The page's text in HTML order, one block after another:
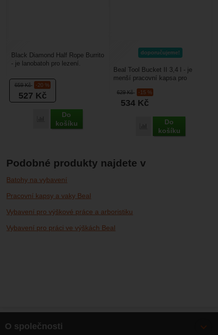
659Kč -20 %
527 Kč
Porovnat
Do
košíku
Black Diamond Half Rope Burrito
- je lanobatoh pro lezení.
stěně. Plachta...
doporučujeme!
629Kč -15 %
534 Kč
Porovnat
Do
košíku
Beal Tool Bucket II 3,4 l - je
menší pracovní kapsa pro
pokrývači, montéři......
Podobné produkty najdete v
Batohy na vybavení
Pracovní kapsy a vaky Beal
Vybavení pro výškové práce a arboristiku
Vybavení pro práci ve výškách Beal
O společnosti